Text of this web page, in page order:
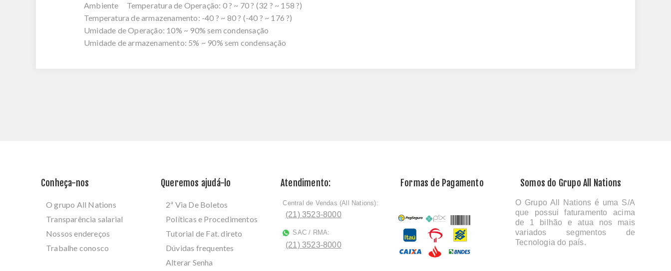
Ambiente Temperatura de Operação: 0 ? ~ 70 ? (32 ? ~ 158 ?)
Temperatura de armazenamento: -40 ? ~ 80 ? (-40 ? ~ 176 ?)
Umidade de Operação: 10% ~ 90% sem condensação
Umidade de armazenamento: 5% ~ 90% sem condensação
Conheça-nos
O grupo All Nations
Transparência salarial
Nossos endereços
Trabalhe conosco
Queremos ajudá-lo
2ª Via De Boletos
Políticas e Procedimentos
Tutorial de Fat. direto
Dúvidas frequentes
Alterar Senha
Atendimento:
ﾠCentral de Vendas (All Nations):
(21) 3523-8000
SAC / RMA:
(21) 3523-8000
Formas de Pagamento Somos do Grupo All Nations
O Grupo All Nations é uma S/A
que possui faturamento acima
de 1 bilhão e atua nos mais
variados segmentos de
Tecnologia do país.